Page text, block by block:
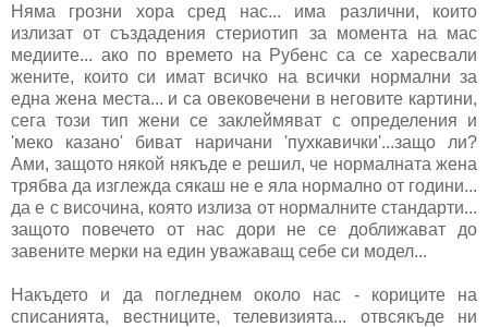
Няма грозни хора сред нас... има различни, които
излизат от създадения стериотип за момента на мас
медиите... ако по времето на Рубенс са се харесвали
жените, които си имат всичко на всички нормални за
една жена места... и са овековечени в неговите картини,
сега този тип жени се заклеймяват с определения и
'меко казано' биват наричани 'пухкавички'...защо ли?
Ами, защото някой някъде е решил, че нормалната жена
трябва да изглежда сякаш не е яла нормално от години...
да е с височина, която излиза от нормалните стандарти...
защото повечето от нас дори не се доближават до
завените мерки на един уважаващ себе си модел...
Накъдето и да погледнем около нас - кориците на
списанията, вестниците, телевизията... отвсякъде ни